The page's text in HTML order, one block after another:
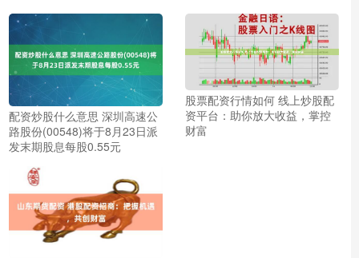
配资炒股什么意思 深圳高速公
路股份(00548)将于8月23日派
发末期股息每股0.55元
股票配资行情如何 线上炒股配
资平台：助你放大收益，掌控
财富